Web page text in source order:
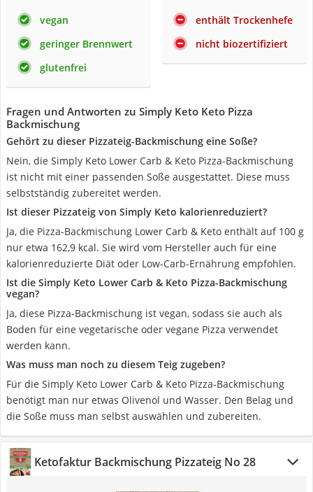
vegan
geringer Brennwert
glutenfrei
enthält Trockenhefe
nicht biozertifiziert
Fragen und Antworten zu ‎Simply Keto Keto Pizza
Backmischung
Gehört zu dieser Pizzateig-Backmischung eine Soße?
Nein, die Simply Keto Lower Carb & Keto Pizza-Backmischung
ist nicht mit einer passenden Soße ausgestattet. Diese muss
selbstständig zubereitet werden.
Ist dieser Pizzateig von Simply Keto kalorienreduziert?
Ja, die Pizza-Backmischung Lower Carb & Keto enthält auf 100 g
nur etwa 162,9 kcal. Sie wird vom Hersteller auch für eine
kalorienreduzierte Diät oder Low-Carb-Ernährung empfohlen.
Ist die Simply Keto Lower Carb & Keto Pizza-Backmischung
vegan?
Ja, diese Pizza-Backmischung ist vegan, sodass sie auch als
Boden für eine vegetarische oder vegane Pizza verwendet
werden kann.
Was muss man noch zu diesem Teig zugeben?
Für die Simply Keto Lower Carb & Keto Pizza-Backmischung
benötigt man nur etwas Olivenöl und Wasser. Den Belag und
die Soße muss man selbst auswählen und zubereiten.
Ketofaktur Backmischung Pizzateig No 28